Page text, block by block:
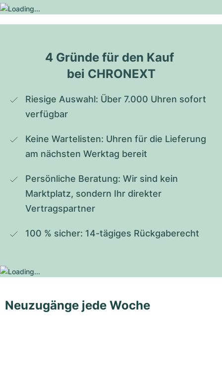
4 Gründe für den Kauf
bei CHRONEXT
Riesige Auswahl: Über 7.000 Uhren sofort
verfügbar
Keine Wartelisten: Uhren für die Lieferung
am nächsten Werktag bereit
Persönliche Beratung: Wir sind kein
Marktplatz, sondern Ihr direkter
Vertragspartner
100 % sicher: 14-tägiges Rückgaberecht
Neuzugänge jede Woche